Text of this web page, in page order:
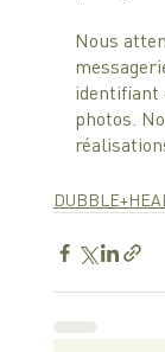
Nous
identifiant
photos.